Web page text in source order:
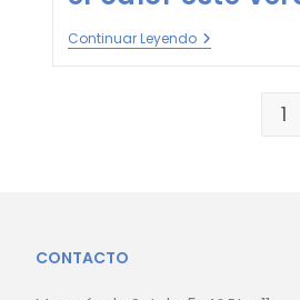
Continuar Leyendo
1
CONTACTO